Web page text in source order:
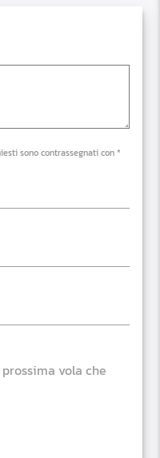
sono contrassegnati con *
vola che